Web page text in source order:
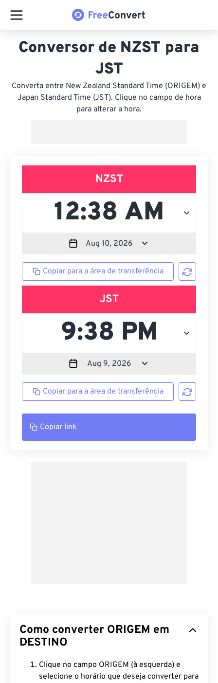
Conversor de NZST para
JST
Converta entre New Zealand Standard Time (ORIGEM) e
Japan Standard Time (JST). Clique no campo de hora
para alterar a hora.
NZST
Copiar para a área de transferência
JST
Copiar para a área de transferência
Copiar link
Como converter ORIGEM em
DESTINO
Clique no campo ORIGEM (à esquerda) e
selecione o horário que deseja converter para